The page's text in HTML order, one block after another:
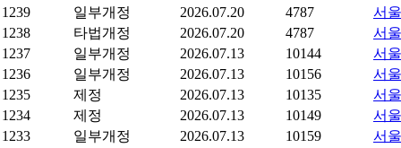
1239
일부개정 2026.07.20 4787
서
1238
타법개정 2026.07.20 4787
서
1237
일부개정 2026.07.13 10144
서
1236
일부개정 2026.07.13 10156
서
1235
제정 2026.07.13 10135
서
1234
제정 2026.07.13 10149
서
1233
일부개정 2026.07.13 10159
서